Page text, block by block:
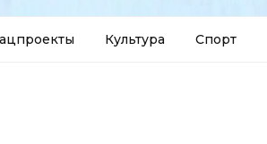
Культура Спорт